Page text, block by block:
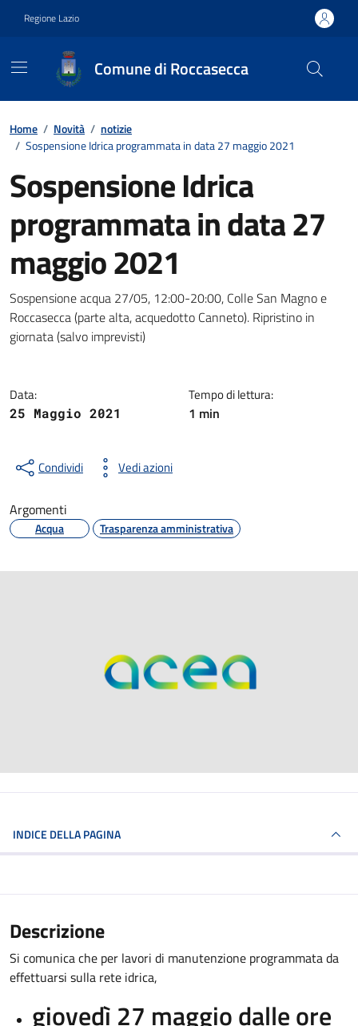
Regione Lazio
Comune di Roccasecca
Contenuti in evidenza
Home / Novità / notizie
/ Sospensione Idrica programmata in data 27 maggio 2021
Sospensione Idrica
programmata in data 27
maggio 2021
Dettagli della notizia
Sospensione acqua 27/05, 12:00-20:00, Colle San Magno e
Roccasecca (parte alta, acquedotto Canneto). Ripristino in
giornata (salvo imprevisti)
Data:
25 Maggio 2021
Tempo di lettura:
1 min
Condividi Vedi azioni
Argomenti
Acqua Trasparenza amministrativa
INDICE DELLA PAGINA
Descrizione
Si comunica che per lavori di manutenzione programmata da
effettuarsi sulla rete idrica,
giovedì 27 maggio dalle ore